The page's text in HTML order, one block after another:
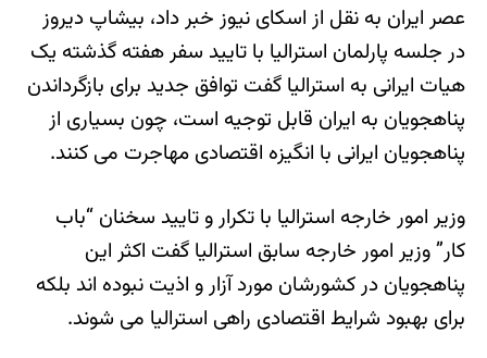
عصر ایران به نقل از اسکای نیوز خبر داد، بیشاپ دیروز
در جلسه پارلمان استرالیا با تایید سفر هفته گذشته یک
هیات ایرانی به استرالیا گفت توافق جدید برای بازگرداندن
پناهجویان به ایران قابل توجیه است، چون بسیاری از
پناهجویان ایرانی با انگیزه اقتصادی مهاجرت می کنند.
وزیر امور خارجه استرالیا با تکرار و تایید سخنان “باب
کار” وزیر امور خارجه سابق استرالیا گفت اکثر این
پناهجویان در کشورشان مورد آزار و اذیت نبوده اند بلکه
برای بهبود شرایط اقتصادی راهی استرالیا می شوند.